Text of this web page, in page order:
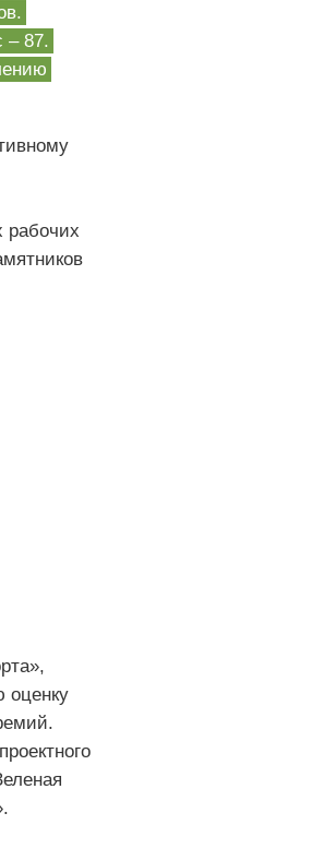
– 87.
рабочих
оценку